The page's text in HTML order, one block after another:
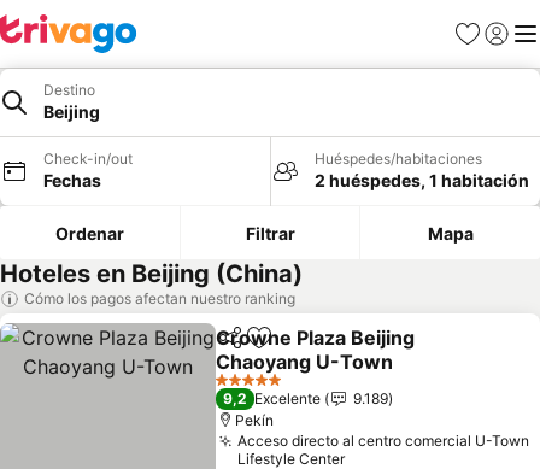
Favoritos
Iniciar
Destino
Beijing
Check-in/out
Fechas
Huéspedes/habitaciones
2 huéspedes, 1 habitación
Ordenar Filtrar Mapa
Hoteles en Beijing (China)
Cómo los pagos afectan nuestro ranking
CompartirAgregar a favoritos
Crowne Plaza Beijing
Chaoyang U-Town
5 Estrellas
9,2 Excelente
9.189
Pekín
Acceso directo al centro comercial U-Town
Lifestyle Center